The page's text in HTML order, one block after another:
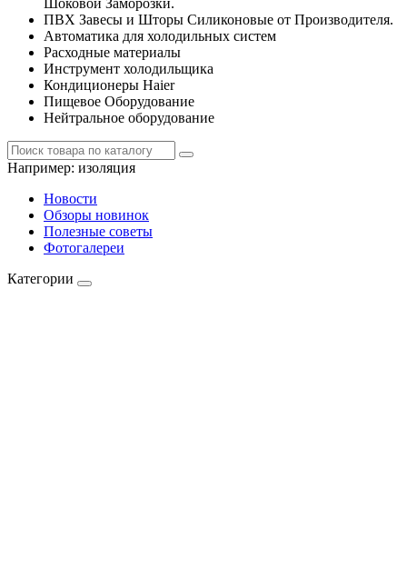
Шоковой Заморозки.
ПВХ Завесы и Шторы Силиконовые от Производителя.
Автоматика для холодильных систем
Расходные материалы
Инструмент холодильщика
Кондиционеры Haier
Пищевое Оборудование
Нейтральное оборудование
Например: изоляция
Новости
Обзоры новинок
Полезные советы
Фотогалереи
Категории